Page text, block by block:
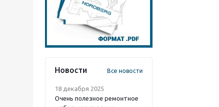
Новости Все новости
18 декабря 2025
Очень полезное ремонтное